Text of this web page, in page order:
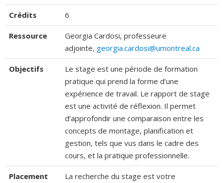
Crédits 6
Ressource
Georgia Cardosi, professeure
adjointe, georgia.cardosi@umontreal.ca
Objectifs
Le stage est une période de formation
pratique qui prend la forme d’une
expérience de travail. Le rapport de stage
est une activité de réflexion. Il permet
d’approfondir une comparaison entre les
concepts de montage, planification et
gestion, tels que vus dans le cadre des
cours, et la pratique professionnelle.
Placement
La recherche du stage est votre